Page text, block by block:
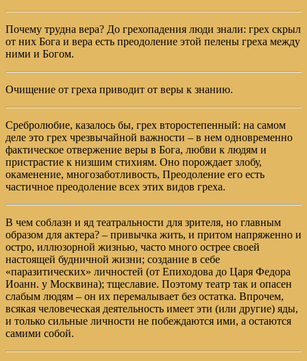
Почему трудна вера? До грехопадения люди знали: грех скрыл
от них Бога и вера есть преодоление этой пелены греха между
ними и Богом.
Очищение от греха приводит от веры к знанию.
Сребролюбие, казалось бы, грех второстепенный: на самом
деле это грех чрезвычайной важности – в нем одновременно
фактическое отвержение веры в Бога, любви к людям и
пристрастие к низшим стихиям. Оно порождает злобу,
окаменение, многозаботливость, Преодоление его есть
частичное преодоление всех этих видов греха.
В чем соблазн и яд театральности для зрителя, но главным
образом для актера? – привычка жить, и притом напряженно и
остро, иллюзорной жизнью, часто много острее своей
настоящей будничной жизни; создание в себе
«паразитических» личностей (от Епиходова до Царя Федора
Иоанн. у Москвина); тщеславие. Поэтому театр так и опасен
слабым людям – он их перемалывает без остатка. Впрочем,
всякая человеческая деятельность имеет эти (или другие) яды,
и только сильные личности не побеждаются ими, а остаются
самими собой.